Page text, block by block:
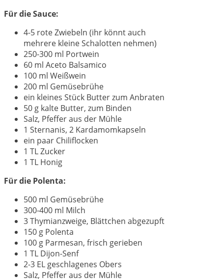
Für die Sauce:
4-5 rote Zwiebeln (ihr könnt auch
mehrere kleine Schalotten nehmen)
250-300 ml Portwein
60 ml Aceto Balsamico
100 ml Weißwein
200 ml Gemüsebrühe
ein kleines Stück Butter zum Anbraten
50 g kalte Butter, zum Binden
Salz, Pfeffer aus der Mühle
1 Sternanis, 2 Kardamomkapseln
ein paar Chiliflocken
1 TL Zucker
1 TL Honig
Für die Polenta:
500 ml Gemüsebrühe
300-400 ml Milch
3 Thymianzweige, Blättchen abgezupft
150 g Polenta
100 g Parmesan, frisch gerieben
1 TL Dijon-Senf
2-3 EL geschlagenes Obers
Salz, Pfeffer aus der Mühle